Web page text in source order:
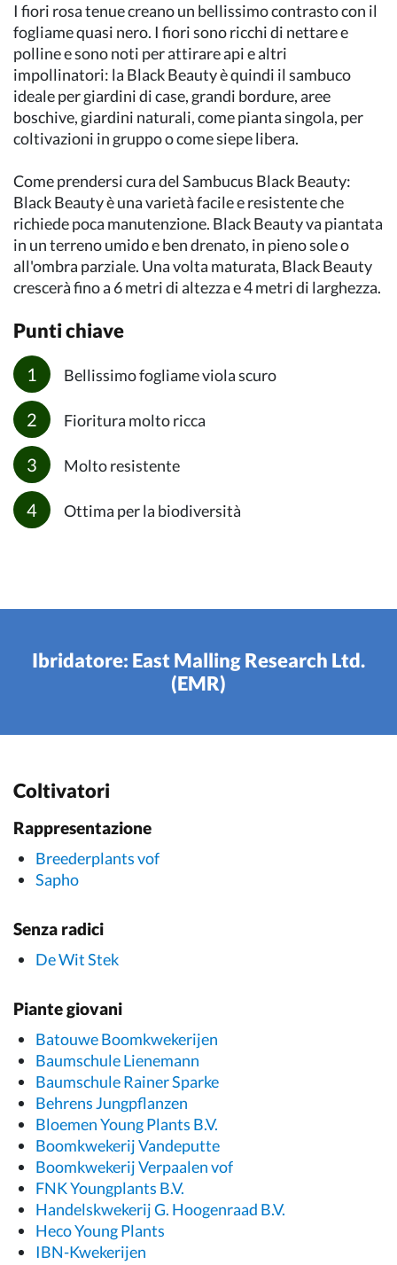
I fiori rosa tenue creano un bellissimo contrasto con il
fogliame quasi nero. I fiori sono ricchi di nettare e
polline e sono noti per attirare api e altri
impollinatori: la Black Beauty è quindi il sambuco
ideale per giardini di case, grandi bordure, aree
boschive, giardini naturali, come pianta singola, per
coltivazioni in gruppo o come siepe libera.
Come prendersi cura del Sambucus Black Beauty:
Black Beauty è una varietà facile e resistente che
richiede poca manutenzione. Black Beauty va piantata
in un terreno umido e ben drenato, in pieno sole o
all'ombra parziale. Una volta maturata, Black Beauty
crescerà fino a 6 metri di altezza e 4 metri di larghezza.
Punti chiave
Bellissimo fogliame viola scuro
Fioritura molto ricca
Molto resistente
Ottima per la biodiversità
Ibridatore: East Malling Research Ltd.
(EMR)
Coltivatori
Rappresentazione
Breederplants vof
Sapho
Senza radici
De Wit Stek
Piante giovani
Batouwe Boomkwekerijen
Baumschule Lienemann
Baumschule Rainer Sparke
Behrens Jungpflanzen
Bloemen Young Plants B.V.
Boomkwekerij Vandeputte
Boomkwekerij Verpaalen vof
FNK Youngplants B.V.
Handelskwekerij G. Hoogenraad B.V.
Heco Young Plants
IBN-Kwekerijen